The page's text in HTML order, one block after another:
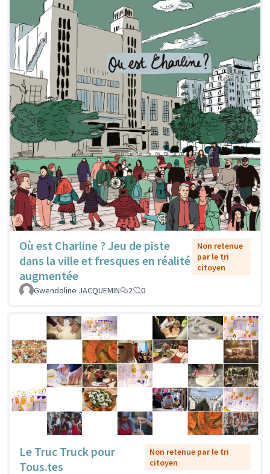
Où est Charline ? Jeu de piste
dans la ville et fresques en réalité
augmentée
Non retenue
par le tri
citoyen
Gwendoline JACQUEMIN 2 0
Le Truc Truck pour
Tous.tes
Non retenue par le tri
citoyen